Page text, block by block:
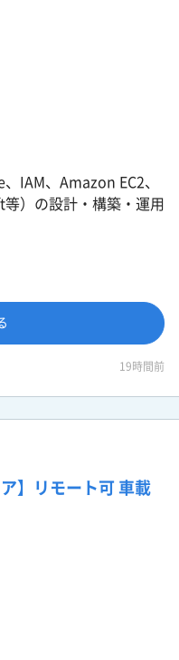
IAM、Amazon EC2、
）の設計・構築・運用
19時間前
】リモート可 車載